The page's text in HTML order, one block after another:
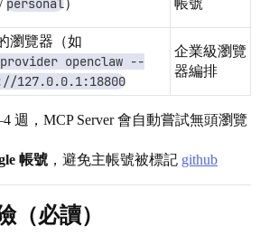
/personal）
帳號
瀏覽器（如
openclaw --
127.0.0.1:18800
企業級瀏覽
器編排
週，MCP Server 會自動嘗試無頭瀏覽
帳號 ，避免主帳號被標記 github
（必讀）